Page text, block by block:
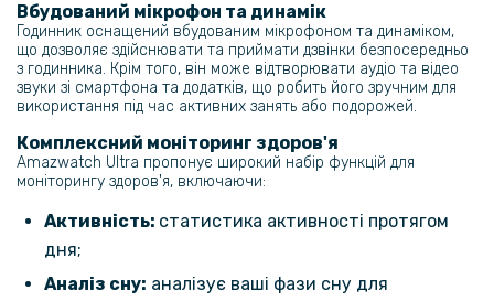
Вбудований мікрофон та динамік
Годинник оснащений вбудованим мікрофоном та динаміком,
що дозволяє здійснювати та приймати дзвінки безпосередньо
з годинника. Крім того, він може відтворювати аудіо та відео
звуки зі смартфона та додатків, що робить його зручним для
використання під час активних занять або подорожей.
Комплексний моніторинг здоров'я
Amazwatch Ultra пропонує широкий набір функцій для
моніторингу здоров'я, включаючи:
Активність: статистика активності протягом
дня;
Аналіз сну: аналізує ваші фази сну для